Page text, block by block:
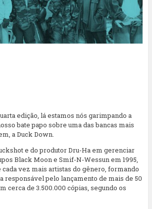
edição, lá estamos nós garimpando a
bate papo sobre uma das bancas mais
a Duck Down.
e do produtor Dru-Ha em gerenciar
Black Moon e Smif-N-Wessun em 1995,
cada vez mais artistas do gênero, formando
responsável pelo lançamento de mais de 50
cerca de 3.500.000 cópias, segundo os